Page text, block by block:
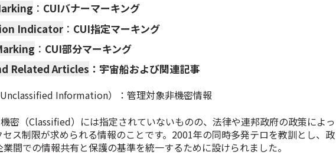
： CUIバナーマーキング
Indicator ： CUI指定マーキング
： CUI部分マーキング
Related Articles ：宇宙船および関連記事
Information）：管理対象非機密情報
密（Classified）には指定されていないものの、法律や連邦政府の政策によっ
ス制限が求められる情報のことです。2001年の同時多発テロを教訓とし、政
間での情報共有と保護の基準を統一するために設けられました。